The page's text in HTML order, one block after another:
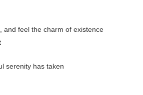
and feel the charm of existence
serenity has taken